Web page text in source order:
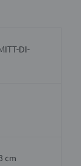
DI-
cm